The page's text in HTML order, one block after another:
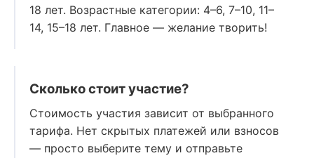
18 лет. Возрастные категории: 4–6, 7–10, 11–
14, 15–18 лет. Главное — желание творить!
Сколько стоит участие?
Стоимость участия зависит от выбранного
тарифа. Нет скрытых платежей или взносов
— просто выберите тему и отправьте